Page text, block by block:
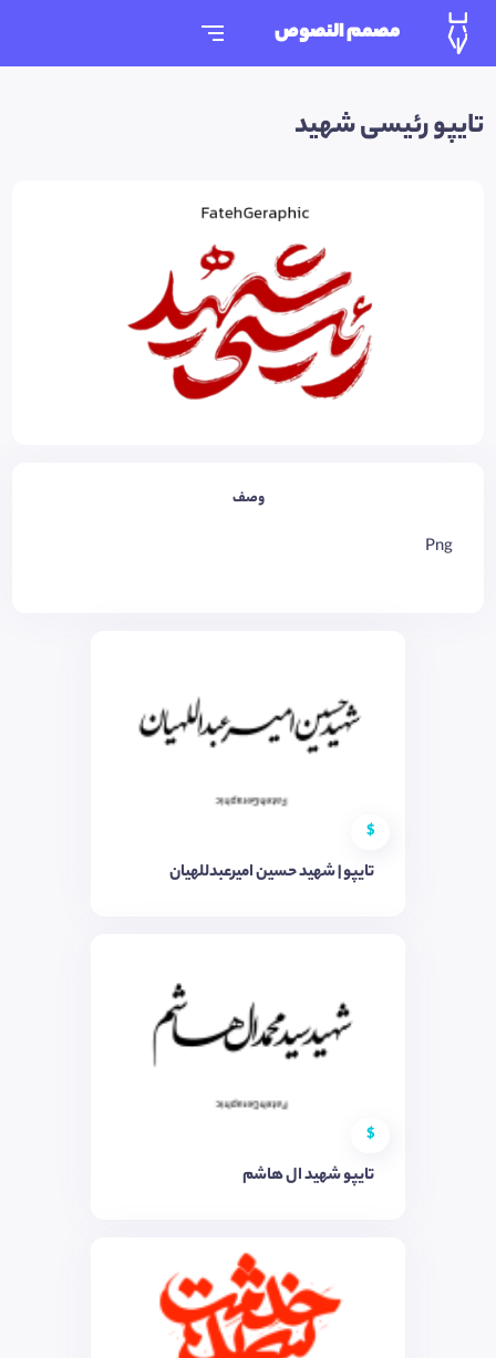
مصمم النصوص
تایپو رئیسی شهید
وصف
Png
$
تایپو | شهید حسین امیرعبدللهیان
$
تایپو شهید ال هاشم